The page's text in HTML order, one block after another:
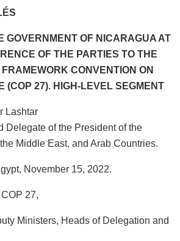
GOVERNMENT OF NICARAGUA AT
OF THE PARTIES TO THE
CONVENTION ON
(COP 27). HIGH-LEVEL SEGMENT
Lashtar
Delegate of the President of the
Middle East, and Arab Countries.
November 15, 2022.
27,
Ministers, Heads of Delegation and